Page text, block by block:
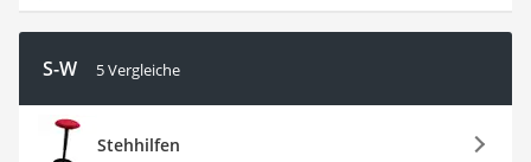
S-W 5 Vergleiche
Stehhilfen